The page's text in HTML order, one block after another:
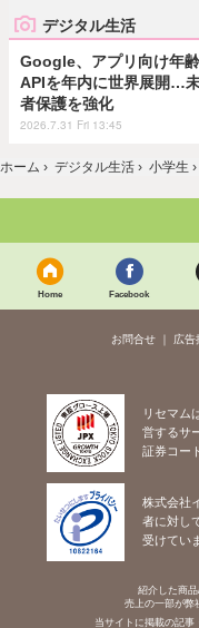
デジタル生活
Google、アプリ向け年
APIを年内に世界展開…
者保護を強化
2026.7.31 Fri 13:45
ホーム › デジタル生活 › 小学生 ›
Home Facebook
お問合せ 広告
リセマム
営するサ
証券コー
株式会社
者に対し
受けてい
紹介した商品
売上の一部が弊
当サイトに掲載の記事